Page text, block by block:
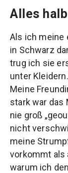
Alles
Als ich meine
in Schwarz
trug ich sie
unter
Meine
stark war das
nie groß
nicht
meine
vorkommt als
warum ich